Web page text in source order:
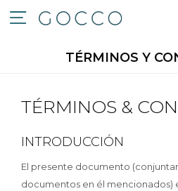

TÉRMINOS Y
TÉRMINOS &
INTRODUCCIÓN
El presente documento
documentos en él mencionados)